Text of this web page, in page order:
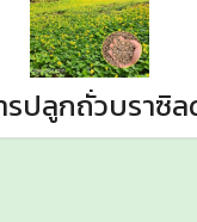
ปลูกถั่วบราซิล